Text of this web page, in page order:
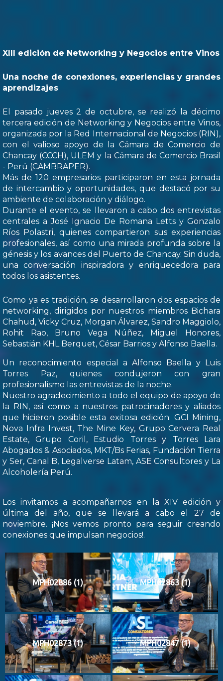
XIII edición de Networking y Negocios entre Vinos
Una noche de conexiones, experiencias y grandes
aprendizajes
El pasado jueves 2 de octubre, se realizó la décimo
tercera edición de Networking y Negocios entre Vinos,
organizada por la Red Internacional de Negocios (RIN),
con el valioso apoyo de la Cámara de Comercio de
Chancay (CCCH), ULEM y la Cámara de Comercio Brasil
- Perú (CAMBRAPER).
Más de 120 empresarios participaron en esta jornada
de intercambio y oportunidades, que destacó por su
ambiente de colaboración y diálogo.
Durante el evento, se llevaron a cabo dos entrevistas
centrales a José Ignacio De Romana Letts y Gonzalo
Ríos Polastri, quienes compartieron sus experiencias
profesionales, así como una mirada profunda sobre la
génesis y los avances del Puerto de Chancay. Sin duda,
una conversación inspiradora y enriquecedora para
todos los asistentes.
Como ya es tradición, se desarrollaron dos espacios de
networking, dirigidos por nuestros miembros Bichara
Chahud, Vicky Cruz, Morgan Álvarez, Sandro Maggiolo,
Rohit Rao, Bruno Vega Núñez, Miguel Honores,
Sebastián KHL Berquet, César Barrios y Alfonso Baella.
Un reconocimiento especial a Alfonso Baella y Luis
Torres Paz, quienes condujeron con gran
profesionalismo las entrevistas de la noche.
Nuestro agradecimiento a todo el equipo de apoyo de
la RIN, así como a nuestros patrocinadores y aliados
que hicieron posible esta exitosa edición: GCI Mining,
Nova Infra Invest, The Mine Key, Grupo Cervera Real
Estate, Grupo Coril, Estudio Torres y Torres Lara
Abogados & Asociados, MKT/Bs Ferias, Fundación Tierra
y Ser, Canal B, Legalverse Latam, ASE Consultores y La
Alcoholería Perú.
Los invitamos a acompañarnos en la XIV edición y
última del año, que se llevará a cabo el 27 de
noviembre. ¡Nos vemos pronto para seguir creando
conexiones que impulsan negocios!.
MPH02886 (1) MPH02863 (1)
MPH02873 (1) MPH02847 (1)